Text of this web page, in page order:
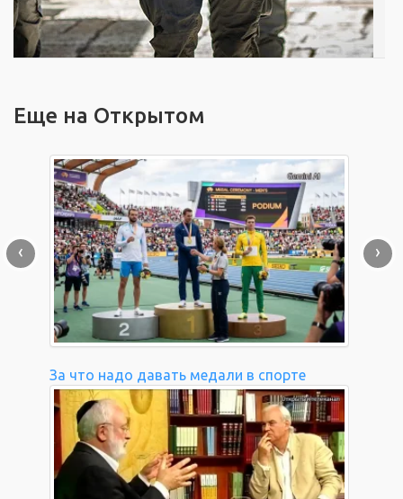
Еще на Открытом
За что надо давать медали в спорте
‹ ›